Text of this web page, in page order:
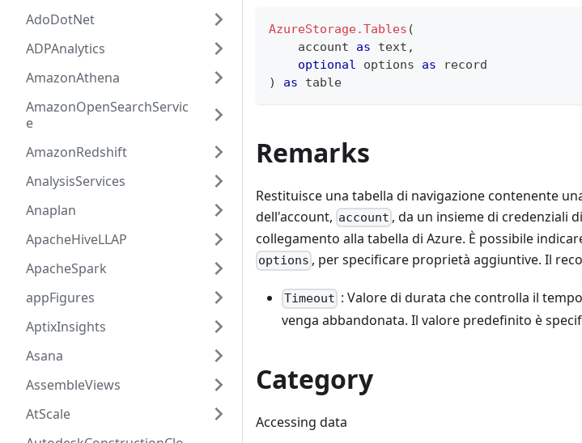
AdoDotNet
ADPAnalytics
AmazonAthena
AmazonOpenSearchServic
e
AmazonRedshift
AnalysisServices
Anaplan
ApacheHiveLLAP
ApacheSpark
appFigures
AptixInsights
Asana
AssembleViews
AtScale
AzureStorage.Tables (
    account
as text ,
optional options as
record
)
as table
Remarks
Restituisce una tabella di navigazione contenente
dell'account, account , da un insieme di credenziali
collegamento alla tabella di Azure. È possibile
options , per specificare proprietà aggiuntive. Il
Timeout : Valore di durata che controlla il
venga abbandonata. Il valore predefinito è
Category
Accessing data